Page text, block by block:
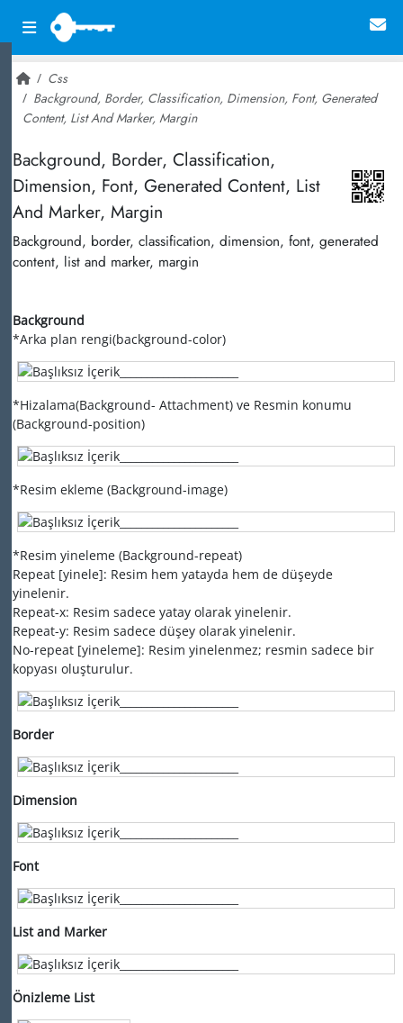
Css
Background, Border, Classification, Dimension, Font, Generated
Content, List And Marker, Margin
Background, Border, Classification,
Dimension, Font, Generated Content, List
And Marker, Margin
Background, border, classification, dimension, font, generated
content, list and marker, margin
Background
*Arka plan rengi(background-color)
*Hizalama(Background- Attachment) ve Resmin konumu
(Background-position)
*Resim ekleme (Background-image)
*Resim yineleme (Background-repeat)
Repeat [yinele]: Resim hem yatayda hem de düşeyde
yinelenir.
Repeat-x: Resim sadece yatay olarak yinelenir.
Repeat-y: Resim sadece düşey olarak yinelenir.
No-repeat [yineleme]: Resim yinelenmez; resmin sadece bir
kopyası oluşturulur.
Border
Dimension
Font
List and Marker
Önizleme List